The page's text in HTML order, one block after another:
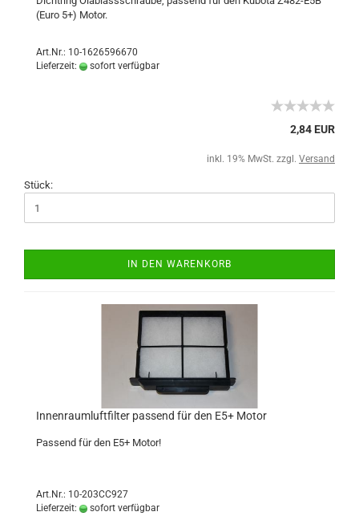
(Euro 5+) Motor.
Art.Nr.: 10-1626596670
Lieferzeit:
sofort verfügbar
2,84 EUR
inkl. 19% MwSt. zzgl. Versand
Stück:
IN DEN WARENKORB
Innenraumluftfilter passend für den E5+ Motor
Passend für den E5+ Motor!
Art.Nr.: 10-203CC927
Lieferzeit:
sofort verfügbar